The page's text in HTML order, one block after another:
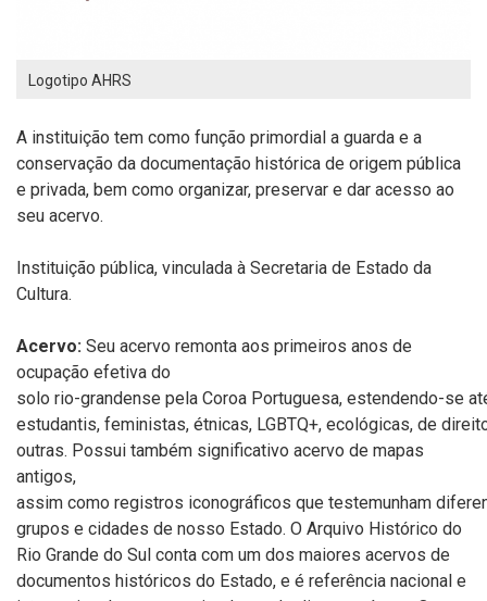
Logotipo AHRS
A instituição tem como função primordial a guarda e a
conservação da documentação histórica de origem pública
e privada, bem como organizar, preservar e dar acesso ao
seu acervo.
Instituição pública, vinculada à Secretaria de Estado da
Cultura.
Acervo: Seu acervo remonta aos primeiros anos de
ocupação efetiva do
solo rio-grandense pela Coroa Portuguesa, estendendo-se
estudantis, feministas, étnicas, LGBTQ+, ecológicas, de
outras. Possui também significativo acervo de mapas
antigos,
assim como registros iconográficos que testemunham
grupos e cidades de nosso Estado. O Arquivo Histórico do
Rio Grande do Sul conta com um dos maiores acervos de
documentos históricos do Estado, e é referência nacional e